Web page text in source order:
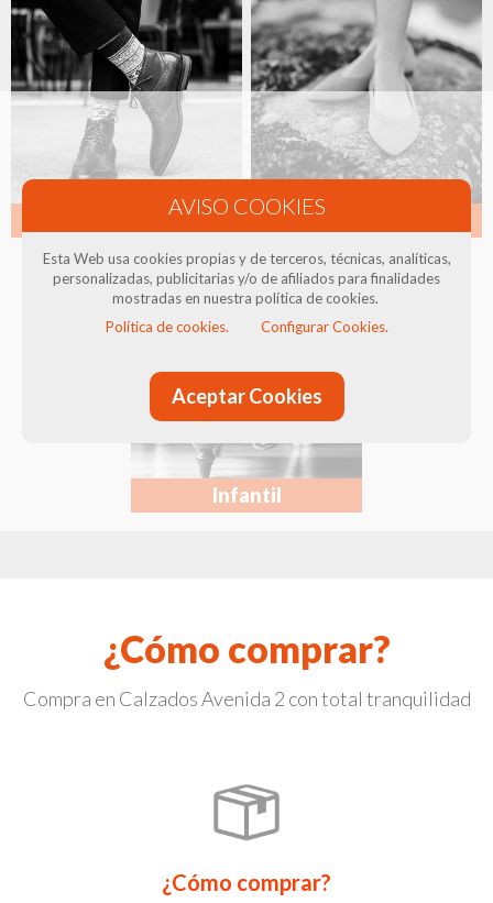
Infantil
¿Cómo comprar?
Compra en Calzados Avenida 2 con total tranquilidad
¿Cómo comprar?
Esta Web usa cookies propias y de terceros, técnicas, analíticas,
personalizadas, publicitarias y/o de afiliados para finalidades
mostradas en nuestra política de cookies.
Política de cookies.
Configurar Cookies.
Aceptar Cookies